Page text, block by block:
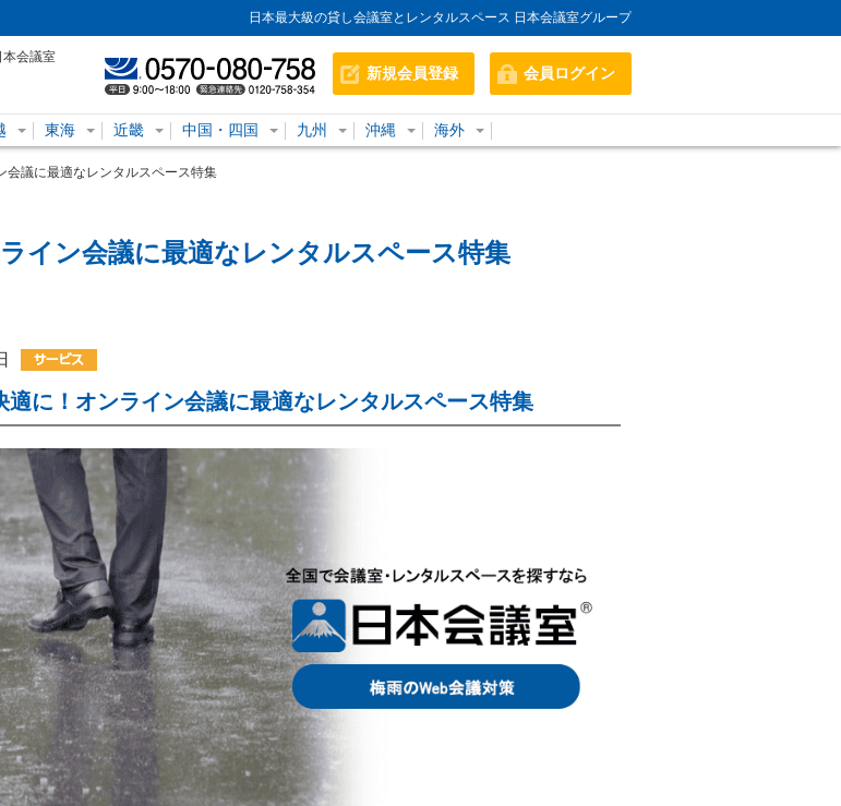
日本最大級の貸し会議室とレンタルスペース 日本会議室グループ
本会議室
新規会員登録 会員ログイン
東海 近畿 中国・四国 九州 沖縄 海外
会議に最適なレンタルスペース特集
イン会議に最適なレンタルスペース特集
適に！オンライン会議に最適なレンタルスペース特集